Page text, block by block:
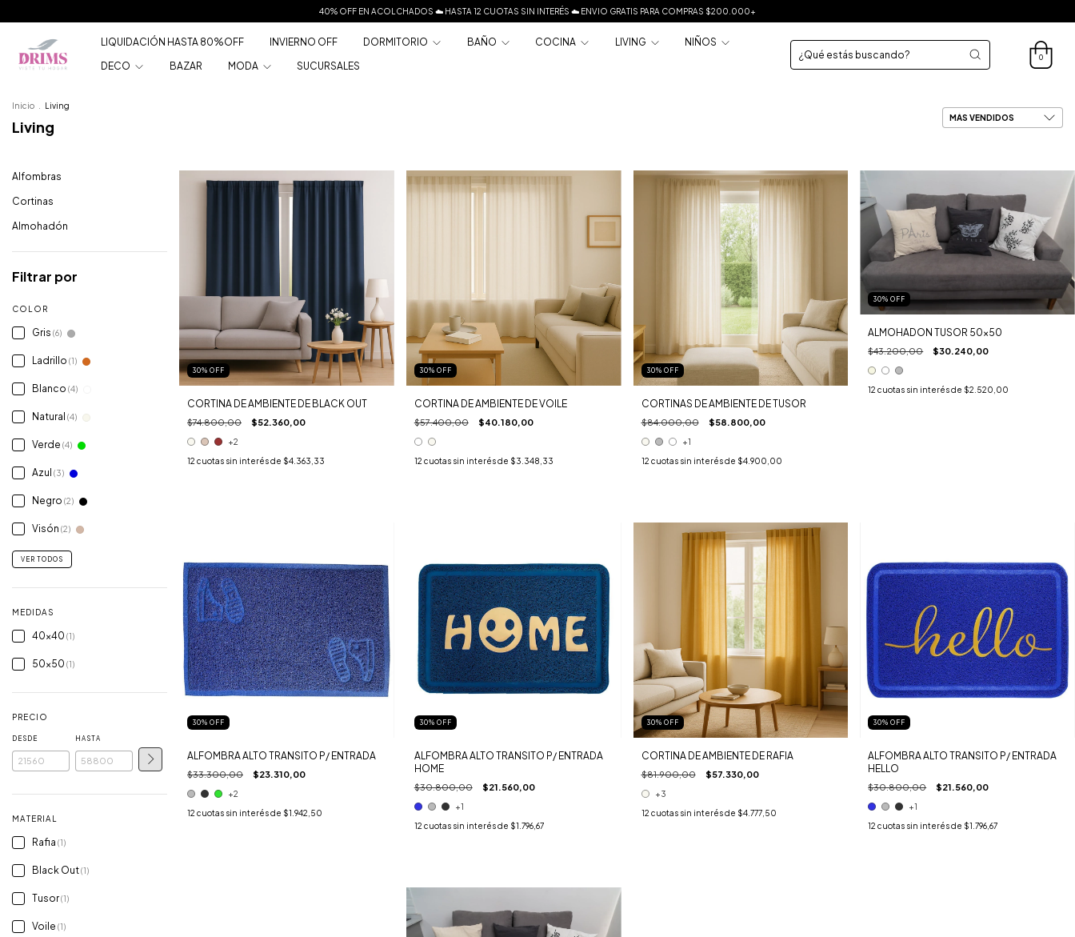
40% OFF EN ACOLCHADOS ☁️ HASTA 12 CUOTAS SIN INTERÉS ☁️ ENVIO GRATIS PARA COMPRAS $200.000+
LIQUIDACIÓN HASTA 80%OFF INVIERNO OFF DORMITORIO BAÑO COCINA LIVING
NIÑOS
DECO
BAZAR MODA SUCURSALES
0
Inicio Living
Living
Alfombras
Cortinas
Almohadón
Filtrar por
COLOR
Gris (6)
Ladrillo (1)
Blanco (4)
Natural (4)
Verde (4)
Azul (3)
Negro (2)
Visón (2)
VER TODOS
MEDIDAS
40x40 (1)
50x50 (1)
PRECIO
DESDE HASTA
MATERIAL
Rafia (1)
Black Out(1)
Tusor(1)
Voile (1)
30% OFF
CORTINA DE AMBIENTE DE BLACK OUT
$74.800,00 $52.360,00
+2
12 cuotas sin interés de $4.363,33
30% OFF
CORTINA DE AMBIENTE DE VOILE
$57.400,00 $40.180,00
12 cuotas sin interés de $3.348,33
30% OFF
CORTINAS DE AMBIENTE DE TUSOR
$84.000,00 $58.800,00
+1
12 cuotas sin interés de $4.900,00
30%OFF
ALMOHADON TUSOR 50x50
$43.200,00 $30.240,00
12 cuotas sin interés de $2.520,00
30% OFF
ALFOMBRA ALTO TRANSITO P/ ENTRADA
$33.300,00 $23.310,00
+2
12 cuotas sin interés de $1.942,50
30% OFF
ALFOMBRA ALTO TRANSITO P/ ENTRADA
HOME
$30.800,00 $21.560,00
+1
12 cuotas sin interés de $1.796,67
30% OFF
CORTINA DE AMBIENTE DE RAFIA
$81.900,00 $57.330,00
+3
12 cuotas sin interés de $4.777,50
30%OFF
ALFOMBRA ALTO TRANSITO P/ ENTRADA
HELLO
$30.800,00 $21.560,00
+1
12 cuotas sin interés de $1.796,67